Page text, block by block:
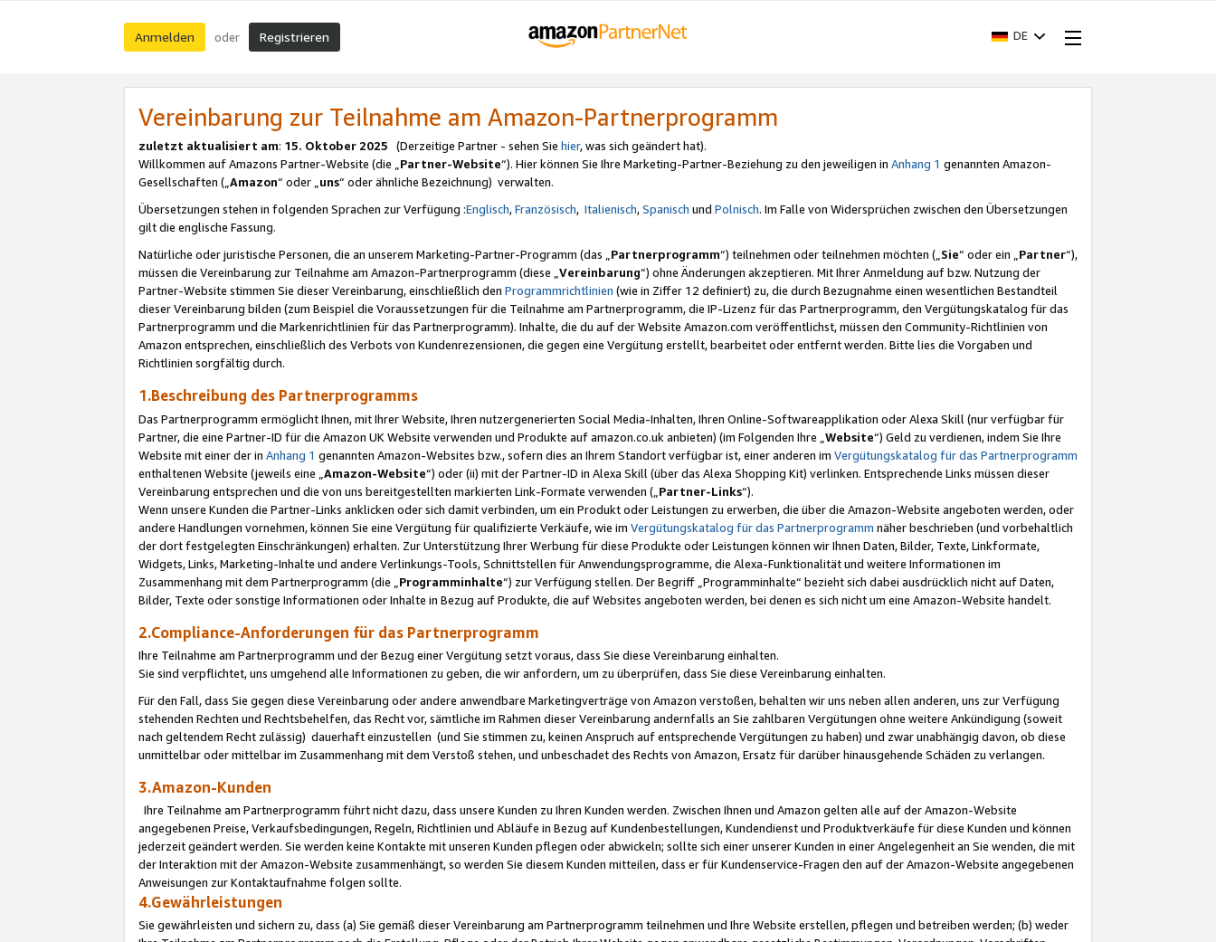
Anmelden oder Registrieren DE
Vereinbarung zur Teilnahme am Amazon-Partnerprogramm
zuletzt aktualisiert am: 15. Oktober 2025 (Derzeitige Partner - sehen Sie hier, was sich geändert hat).
Willkommen auf Amazons Partner-Website (die „Partner-Website“). Hier können Sie Ihre Marketing-Partner-Beziehung zu den jeweiligen in Anhang 1 genannten Amazon-
Gesellschaften („Amazon“ oder „uns“ oder ähnliche Bezeichnung) verwalten.
Übersetzungen stehen in folgenden Sprachen zur Verfügung :Englisch,Französisch, Italienisch,Spanisch und Polnisch. Im Falle von Widersprüchen zwischen den Übersetzungen
gilt die englische Fassung.
Natürliche oder juristische Personen, die an unserem Marketing-Partner-Programm (das „Partnerprogramm“) teilnehmen oder teilnehmen möchten („Sie“ oder ein „Partner“),
müssen die Vereinbarung zur Teilnahme am Amazon-Partnerprogramm (diese „Vereinbarung“) ohne Änderungen akzeptieren. Mit Ihrer Anmeldung auf bzw. Nutzung der
Partner-Website stimmen Sie dieser Vereinbarung, einschließlich den Programmrichtlinien (wie in Ziffer 12 definiert) zu, die durch Bezugnahme einen wesentlichen Bestandteil
dieser Vereinbarung bilden (zum Beispiel die Voraussetzungen für die Teilnahme am Partnerprogramm, die IP-Lizenz für das Partnerprogramm, den Vergütungskatalog für das
Partnerprogramm und die Markenrichtlinien für das Partnerprogramm). Inhalte, die du auf der Website Amazon.com veröffentlichst, müssen den Community-Richtlinien von
Amazon entsprechen, einschließlich des Verbots von Kundenrezensionen, die gegen eine Vergütung erstellt, bearbeitet oder entfernt werden. Bitte lies die Vorgaben und
Richtlinien sorgfältig durch.
1.Beschreibung des Partnerprogramms
Das Partnerprogramm ermöglicht Ihnen, mit Ihrer Website, Ihren nutzergenerierten Social Media-Inhalten, Ihren Online-Softwareapplikation oder Alexa Skill (nur verfügbar für
Partner, die eine Partner-ID für die Amazon UK Website verwenden und Produkte auf amazon.co.uk anbieten) (im Folgenden Ihre „ Website“) Geld zu verdienen, indem Sie Ihre
Website mit einer der in Anhang 1 genannten Amazon-Websites bzw., sofern dies an Ihrem Standort verfügbar ist, einer anderen im Vergütungskatalog für das Partnerprogramm
enthaltenen Website (jeweils eine „ Amazon-Website“) oder (ii) mit der Partner-ID in Alexa Skill (über das Alexa Shopping Kit) verlinken. Entsprechende Links müssen dieser
Vereinbarung entsprechen und die von uns bereitgestellten markierten Link-Formate verwenden („ Partner-Links“).
Wenn unsere Kunden die Partner-Links anklicken oder sich damit verbinden, um ein Produkt oder Leistungen zu erwerben, die über die Amazon-Website angeboten werden, oder
andere Handlungen vornehmen, können Sie eine Vergütung für qualifizierte Verkäufe, wie im Vergütungskatalog für das Partnerprogramm näher beschrieben (und vorbehaltlich
der dort festgelegten Einschränkungen) erhalten. Zur Unterstützung Ihrer Werbung für diese Produkte oder Leistungen können wir Ihnen Daten, Bilder, Texte, Linkformate,
Widgets, Links, Marketing-Inhalte und andere Verlinkungs-Tools, Schnittstellen für Anwendungsprogramme, die Alexa-Funktionalität und weitere Informationen im
Zusammenhang mit dem Partnerprogramm (die „ Programminhalte“) zur Verfügung stellen. Der Begriff „Programminhalte“ bezieht sich dabei ausdrücklich nicht auf Daten,
Bilder, Texte oder sonstige Informationen oder Inhalte in Bezug auf Produkte, die auf Websites angeboten werden, bei denen es sich nicht um eine Amazon-Website handelt.
2.Compliance-Anforderungen für das Partnerprogramm
Ihre Teilnahme am Partnerprogramm und der Bezug einer Vergütung setzt voraus, dass Sie diese Vereinbarung einhalten.
Sie sind verpflichtet, uns umgehend alle Informationen zu geben, die wir anfordern, um zu überprüfen, dass Sie diese Vereinbarung einhalten.
Für den Fall, dass Sie gegen diese Vereinbarung oder andere anwendbare Marketingverträge von Amazon verstoßen, behalten wir uns neben allen anderen, uns zur Verfügung
stehenden Rechten und Rechtsbehelfen, das Recht vor, sämtliche im Rahmen dieser Vereinbarung andernfalls an Sie zahlbaren Vergütungen ohne weitere Ankündigung (soweit
nach geltendem Recht zulässig) dauerhaft einzustellen (und Sie stimmen zu, keinen Anspruch auf entsprechende Vergütungen zu haben) und zwar unabhängig davon, ob diese
unmittelbar oder mittelbar im Zusammenhang mit dem Verstoß stehen, und unbeschadet des Rechts von Amazon, Ersatz für darüber hinausgehende Schäden zu verlangen.
3.Amazon-Kunden
Ihre Teilnahme am Partnerprogramm führt nicht dazu, dass unsere Kunden zu Ihren Kunden werden. Zwischen Ihnen und Amazon gelten alle auf der Amazon-Website
angegebenen Preise, Verkaufsbedingungen, Regeln, Richtlinien und Abläufe in Bezug auf Kundenbestellungen, Kundendienst und Produktverkäufe für diese Kunden und können
jederzeit geändert werden. Sie werden keine Kontakte mit unseren Kunden pflegen oder abwickeln; sollte sich einer unserer Kunden in einer Angelegenheit an Sie wenden, die mit
der Interaktion mit der Amazon-Website zusammenhängt, so werden Sie diesem Kunden mitteilen, dass er für Kundenservice-Fragen den auf der Amazon-Website angegebenen
Anweisungen zur Kontaktaufnahme folgen sollte.
4.Gewährleistungen
Sie gewährleisten und sichern zu, dass (a) Sie gemäß dieser Vereinbarung am Partnerprogramm teilnehmen und Ihre Website erstellen, pflegen und betreiben werden; (b) weder